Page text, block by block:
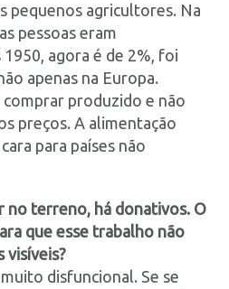
pequenos agricultores. Na
pessoas eram
agora é de 2%, foi
apenas na Europa.
produzido e não
preços. A alimentação
para países não
no terreno, há donativos. O
que esse trabalho não
visíveis?
disfuncional. Se se